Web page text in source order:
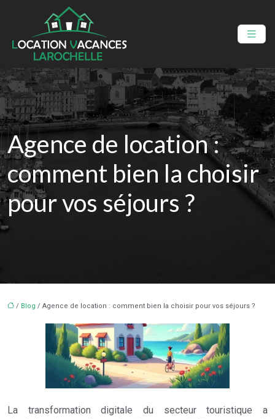
Agence de location :
comment bien la choisir
pour vos séjours ?
/ Blog / Agence de location : comment bien la choisir pour vos séjours ?
La transformation digitale du secteur touristique a